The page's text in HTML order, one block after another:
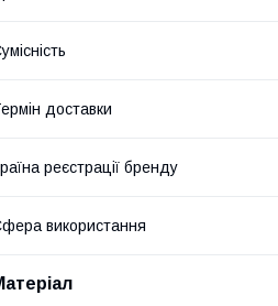
доставки
реєстрації бренду
використання